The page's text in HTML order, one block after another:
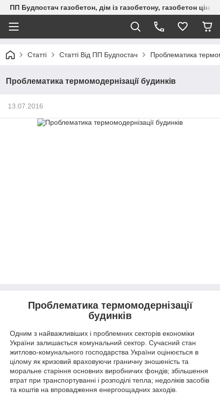
ПП Будпостач газобетон, дім із газобетону, газобетон
Статті Статті Від ПП Будпостач Проблематика
Проблематика термомодернізації будинків
13.07.2016
Проблематика термомодернізації
будинків
Одним з найважливіших і проблемних секторів економіки
України залишається комунальний сектор. Сучасний стан
житлово-комунального господарства України оцінюється в
цілому як кризовий враховуючи граничну зношеність та
моральне старіння основних виробничих фондів; збільшення
втрат при транспортуванні і розподілі тепла; недоліків засобів
та коштів на впровадження енергоощадних заходів.